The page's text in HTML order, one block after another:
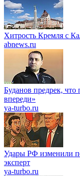
Хитрость Кремля с
abnews.ru
Буданов предрек,
впереди»
ya-turbo.ru
Удары РФ изменили
эксперт
ya-turbo.ru